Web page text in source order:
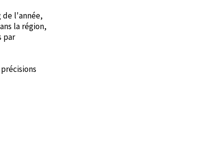
de l'année,
la région,
par